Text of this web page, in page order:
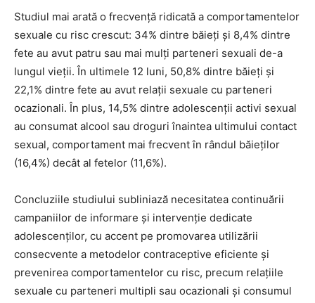
Studiul mai arată o frecvență ridicată a comportamentelor
sexuale cu risc crescut: 34% dintre băieți și 8,4% dintre
fete au avut patru sau mai mulți parteneri sexuali de-a
lungul vieții. În ultimele 12 luni, 50,8% dintre băieți și
22,1% dintre fete au avut relații sexuale cu parteneri
ocazionali. În plus, 14,5% dintre adolescenții activi sexual
au consumat alcool sau droguri înaintea ultimului contact
sexual, comportament mai frecvent în rândul băieților
(16,4%) decât al fetelor (11,6%).
Concluziile studiului subliniază necesitatea continuării
campaniilor de informare și intervenție dedicate
adolescenților, cu accent pe promovarea utilizării
consecvente a metodelor contraceptive eficiente și
prevenirea comportamentelor cu risc, precum relațiile
sexuale cu parteneri multipli sau ocazionali și consumul